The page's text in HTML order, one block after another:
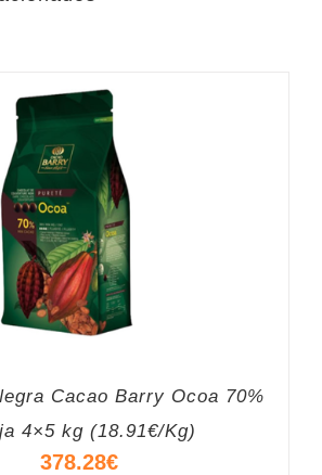
Cacao Barry Ocoa 70%
4×5 kg (18.91€/Kg)
378.28€